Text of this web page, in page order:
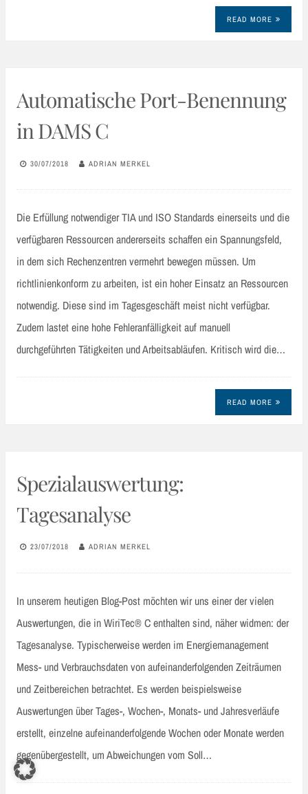
READ MORE
Automatische Port-Benennung
in DAMS C
30/07/2018 ADRIAN MERKEL
Die Erfüllung notwendiger TIA und ISO Standards einerseits und die
verfügbaren Ressourcen andererseits schaffen ein Spannungsfeld,
in dem sich Rechenzentren vermehrt bewegen müssen. Um
richtlinienkonform zu arbeiten, ist ein hoher Einsatz an Ressourcen
notwendig. Diese sind im Tagesgeschäft meist nicht verfügbar.
Zudem lastet eine hohe Fehleranfälligkeit auf manuell
durchgeführten Tätigkeiten und Arbeitsabläufen. Kritisch wird die…
READ MORE
Spezialauswertung:
Tagesanalyse
23/07/2018 ADRIAN MERKEL
In unserem heutigen Blog-Post möchten wir uns einer der vielen
Auswertungen, die in WiriTec® C enthalten sind, näher widmen: der
Tagesanalyse. Typischerweise werden im Energiemanagement
Mess- und Verbrauchsdaten von aufeinanderfolgenden Zeiträumen
und Zeitbereichen betrachtet. Es werden beispielsweise
Auswertungen über Tages-, Wochen-, Monats- und Jahresverläufe
erstellt, einzelne aufeinanderfolgende Wochen oder Monate werden
gegenübergestellt, um Abweichungen vom Soll…